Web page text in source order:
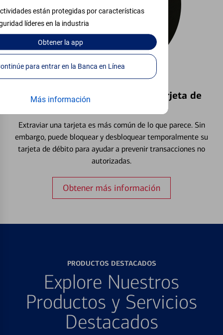
están protegidas por características
líderes en la industria
Obtenerla app
Continúe para entrar en la Banca en Línea
Más información
Bloquear y Desbloquear una Tarjeta de
Extraviar una tarjeta es más común de lo que parece. Sin
embargo, puede bloquear y desbloquear temporalmente su
tarjeta de débito para ayudar a prevenir transacciones no
autorizadas.
Obtener más información
PRODUCTOS DESTACADOS
Explore Nuestros
Productos y Servicios
Destacados